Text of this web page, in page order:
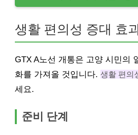
생활 편의성 증대 효
GTX A노선 개통은 고양 시민의
화를 가져올 것입니다. 생활 편의
세요.
준비 단계